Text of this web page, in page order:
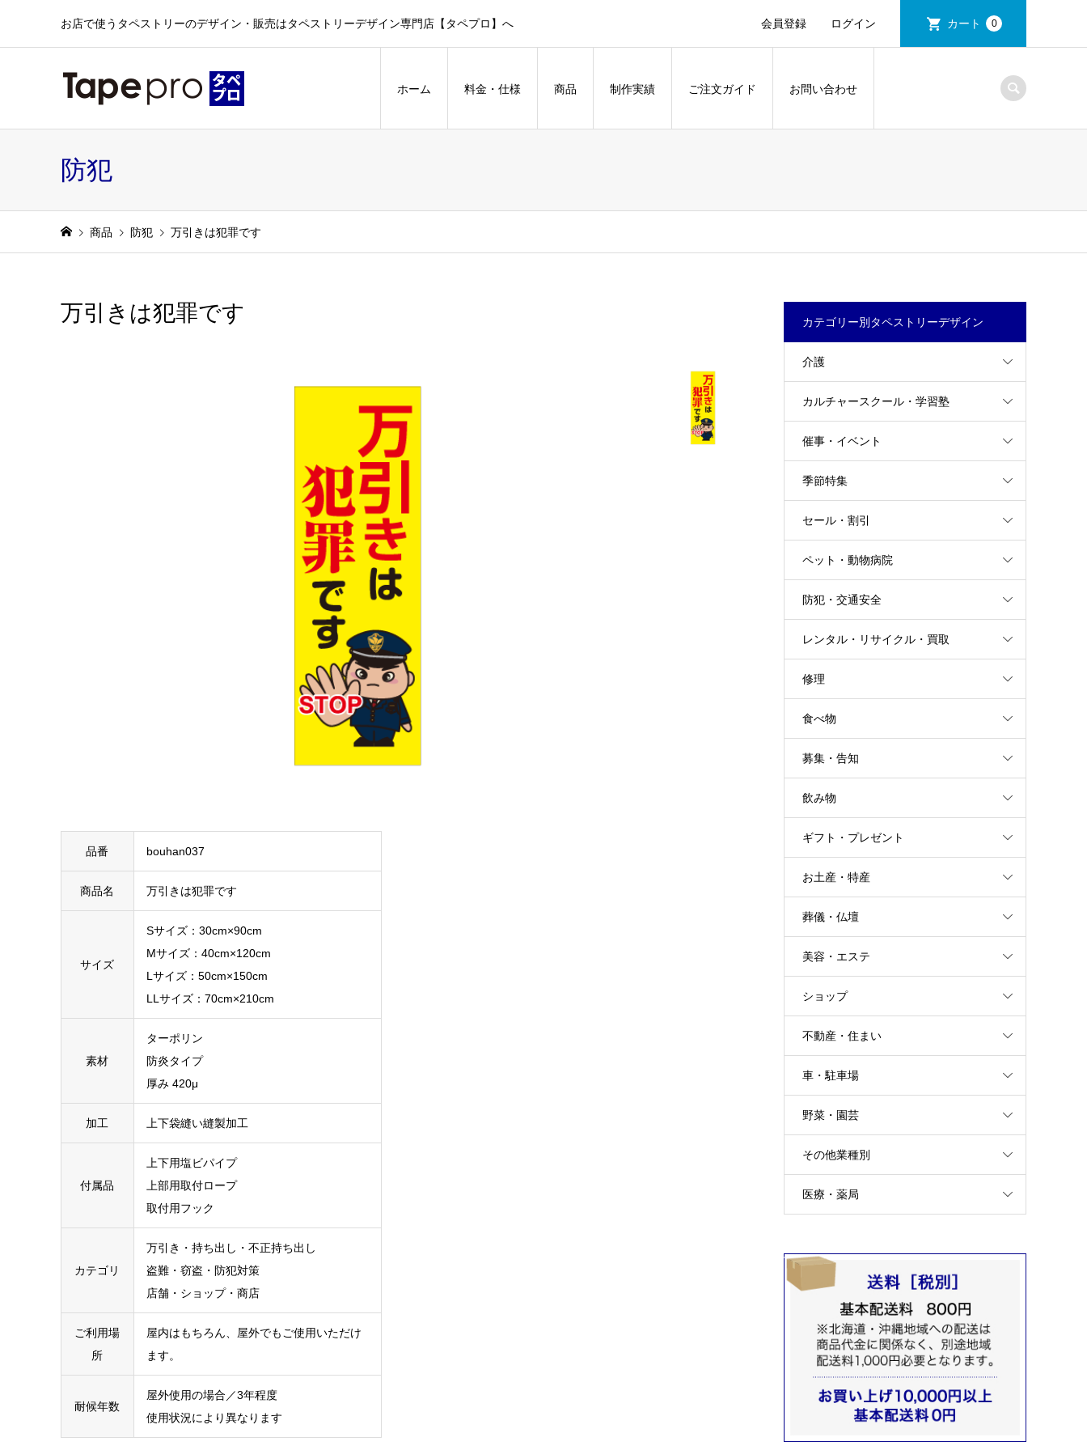
お店で使うタペストリーのデザイン・販売はタペストリーデザイン専門店【タペプロ】へ 会員登録 ログイン カート 0
ホーム 料金・仕様 商品 制作実績 ご注文ガイド お問い合わせ
防犯
商品 防犯 万引きは犯罪です
万引きは犯罪です
品番 bouhan037
商品名 万引きは犯罪です
サイズ
Sサイズ：30cm×90cm
Mサイズ：40cm×120cm
Lサイズ：50cm×150cm
LLサイズ：70cm×210cm
素材
ターポリン
防炎タイプ
厚み 420μ
加工 上下袋縫い縫製加工
付属品
上下用塩ビパイプ
上部用取付ロープ
取付用フック
カテゴリ
万引き・持ち出し・不正持ち出し
盗難・窃盗・防犯対策
店舗・ショップ・商店
ご利用場
所
屋内はもちろん、屋外でもご使用いただけ
ます。
耐候年数
屋外使用の場合／3年程度
使用状況により異なります
カテゴリー別タペストリーデザイン
介護
カルチャースクール・学習塾
催事・イベント
季節特集
セール・割引
ペット・動物病院
防犯・交通安全
レンタル・リサイクル・買取
修理
食べ物
募集・告知
飲み物
ギフト・プレゼント
お土産・特産
葬儀・仏壇
美容・エステ
ショップ
不動産・住まい
車・駐車場
野菜・園芸
その他業種別
医療・薬局